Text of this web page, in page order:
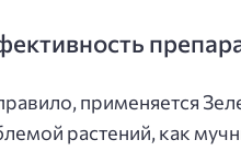
применяется
растений, как